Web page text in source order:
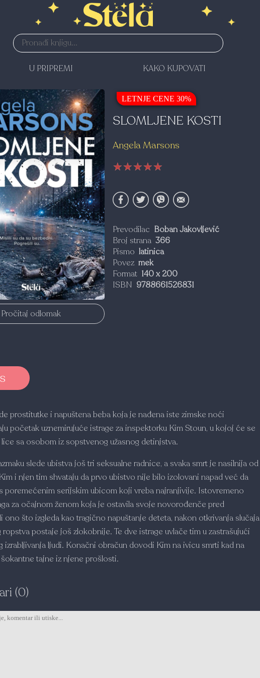
U PRIPREMI KAKO KUPOVATI
Pročitaj odlomak
LETNJE CENE 30%
SLOMLJENE KOSTI
Angela Marsons
★★★★★
★★★★★
★★★★★
Prevodilac Boban Jakovljević
Broj strana 366
Pismo latinica
Povez mek
Format 140 x 200
ISBN 9788661526831
prostitutke i napuštena beba koja je nađ­ena iste zimske noći
početak uznemirujuće istrage za inspektorku Kim Stoun, u kojoj će se
sa osobom iz sopstvenog užasnog detinjstva.
slede ubistva još tri seksualne radnice, a svaka smrt je nasilnija od
i njen tim shvataju da prvo ubistvo nije bilo izolovani napad već da
poremećenim serijskim ubicom koji vreba najranjivije. Istovremeno
za očajnom ženom koja je ostavila svoje novorođ­enče pred
ono što izgleda kao tragično napuštanje deteta, nakon otkrivanja slučaja
ropstva postaje još zlokobnije. Te dve istrage uvlače tim u zastrašujući
izrabljivanja ljudi. Konačni obračun dovodi Kim na ivicu smrti kad na
tajne iz njene prošlosti.
(0)